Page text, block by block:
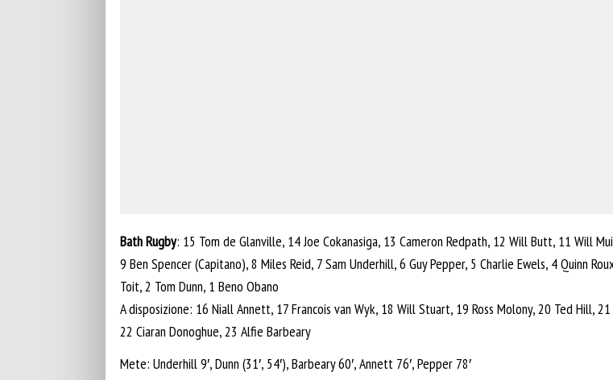
Bath Rugby: 15 Tom de Glanville, 14 Joe Cokanasiga, 13 Cameron Redpath, 12 Will Butt, 11 Will
9 Ben Spencer (Capitano), 8 Miles Reid, 7 Sam Underhill, 6 Guy Pepper, 5 Charlie Ewels, 4 Quinn
Toit, 2 Tom Dunn, 1 Beno Obano
A disposizione: 16 Niall Annett, 17 Francois van Wyk, 18 Will Stuart, 19 Ross Molony, 20 Ted Hill, 21
22 Ciaran Donoghue, 23 Alfie Barbeary
Mete: Underhill 9′, Dunn (31′, 54′), Barbeary 60′, Annett 76′, Pepper 78′